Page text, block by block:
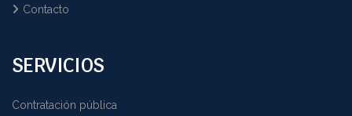
Contacto
SERVICIOS
Contratación pública